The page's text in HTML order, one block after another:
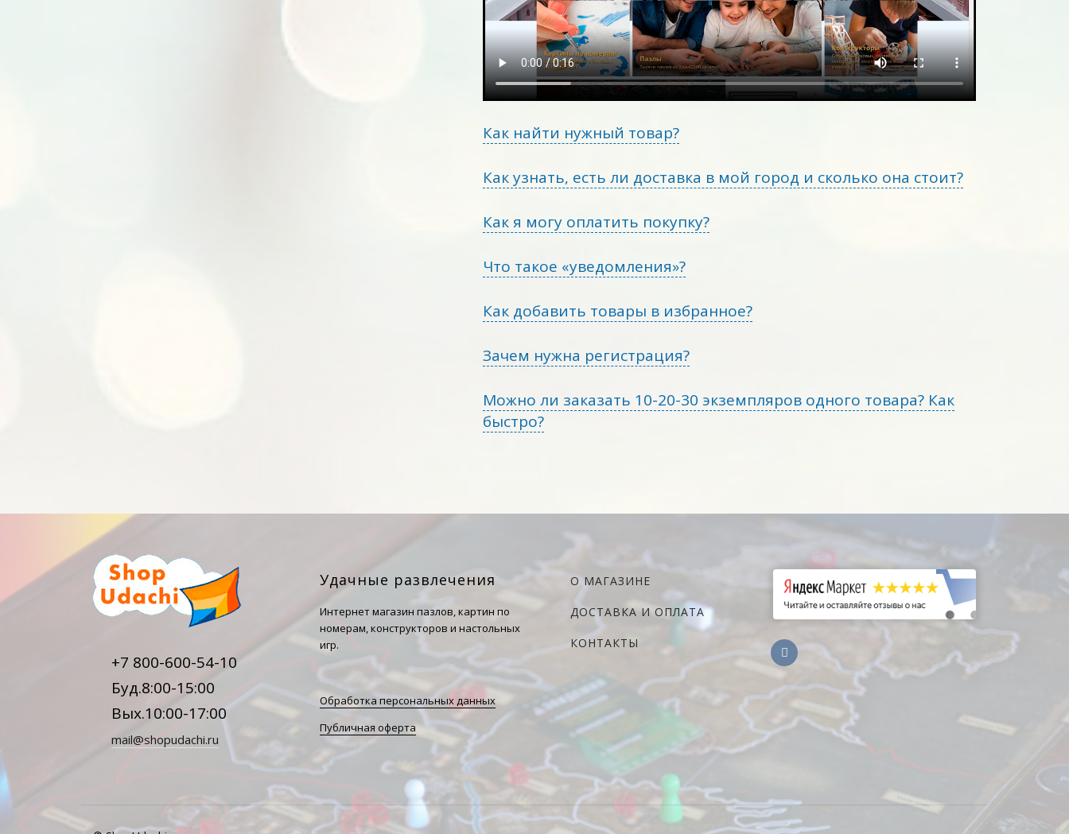
Как найти нужный товар?
Как узнать, есть ли доставка в мой город и сколько она стоит?
Как я могу оплатить покупку?
Что такое «уведомления»?
Как добавить товары в избранное?
Зачем нужна регистрация?
Можно ли заказать 10-20-30 экземпляров одного товара? Как
быстро?
+7 800-600-54-10
Буд.8:00-15:00
Вых.10:00-17:00
mail@shopudachi.ru
Удачные развлечения
Интернет магазин пазлов, картин по
номерам, конструкторов и настольных
игр.
Обработка персональных данных
Публичная оферта
О МАГАЗИНЕ
ДОСТАВКА И ОПЛАТА
КОНТАКТЫ